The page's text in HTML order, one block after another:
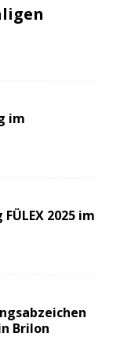
im
2025 im
Brilon